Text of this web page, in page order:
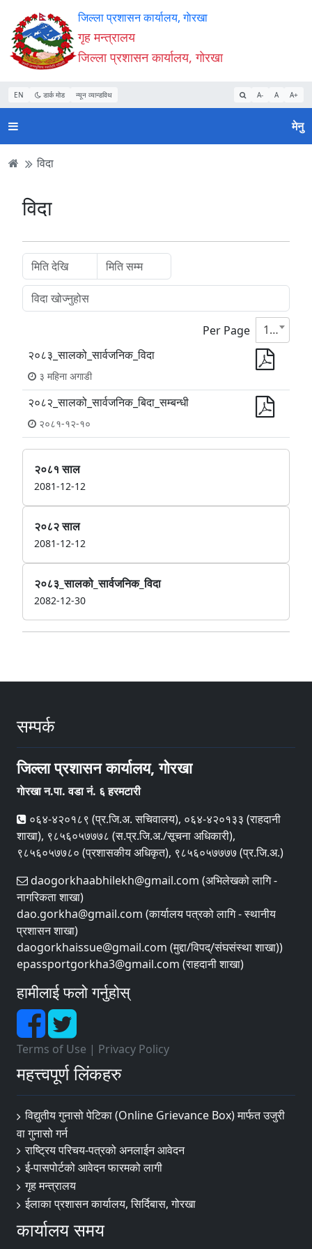
Accessibility
Mode
सुरु
गर्नुहोस्
सामाग्री
पढ्नुहाेस्
नेभिगेसन
पढ्नुहाेस्
वेबसाइट
खोजमा
जानुहोस्
जिल्ला प्रशासन कार्यालय, गाेरखा
गृह मन्त्रालय
जिल्ला प्रशासन कार्यालय, गाेरखा
EN डार्क मोड न्यून व्यान्डविथ A- A A+
मेनु
विदा
विदा
Per Page
10
२०८३_सालको_सार्वजनिक_विदा
३ महिना अगाडी
२०८२_सालको_सार्वजनिक_बिदा_सम्बन्धी
२०८१-१२-१०
२०८१ साल
2081-12-12
२०८२ साल
2081-12-12
२०८३_सालको_सार्वजनिक_विदा
2082-12-30
सम्पर्क
जिल्ला प्रशासन कार्यालय, गाेरखा
गाेरखा न.पा. वडा नं. ६ हरमटारी
०६४-४२०१८९ (प्र.जि.अ. सचिवालय), ०६४-४२०१३३ (राहदानी
शाखा), ९८५६०५७७७८ (स.प्र.जि.अ./सूचना अधिकारी),
९८५६०५७७८० (प्रशासकीय अधिकृत), ९८५६०५७७७७ (प्र.जि.अ.)
daogorkhaabhilekh@gmail.com (अभिलेखको लागि -
नागरिकता शाखा)
dao.gorkha@gmail.com (कार्यालय पत्रको लागि - स्थानीय
प्रशासन शाखा)
daogorkhaissue@gmail.com (मुद्दा/विपद्/संघसंस्था शाखा))
epassportgorkha3@gmail.com (राहदानी शाखा)
हामीलाई फलो गर्नुहोस्
Terms of Use | Privacy Policy
महत्त्वपूर्ण लिंकहरु
विद्युतीय गुनासो पेटिका (Online Grievance Box) मार्फत उजुरी
वा गुनासो गर्न
राष्‍ट्रिय परिचय-पत्रको अनलाईन आवेदन
ई-पासपोर्टको आवेदन फारमको लागी
गृह मन्त्रालय
ईलाका प्रशासन कार्यालय, सिर्दिबास, गोरखा
कार्यालय समय